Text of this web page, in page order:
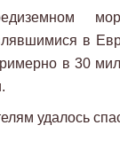
в
в 30
удалось